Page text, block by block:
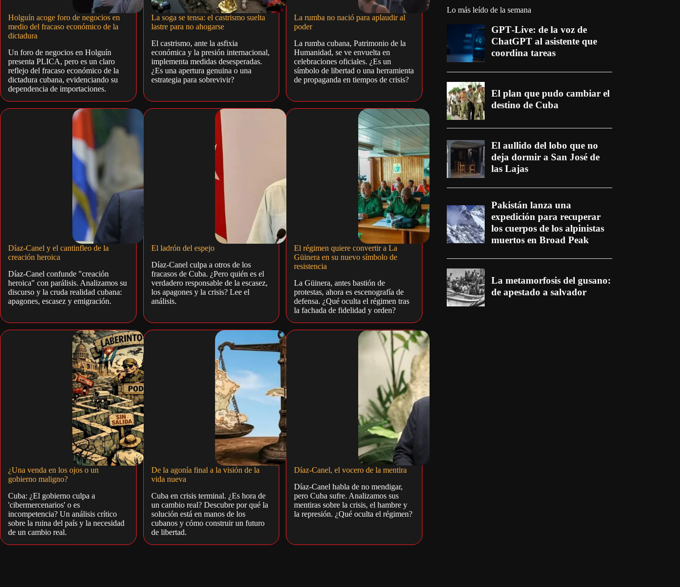
Holguín acoge foro de negocios en
medio del fracaso económico de la
dictadura
Un foro de negocios en Holguín
presenta PLICA, pero es un claro
reflejo del fracaso económico de la
dictadura cubana, evidenciando su
dependencia de importaciones.
La soga se tensa: el castrismo suelta
lastre para no ahogarse
El castrismo, ante la asfixia
económica y la presión internacional,
implementa medidas desesperadas.
¿Es una apertura genuina o una
estrategia para sobrevivir?
La rumba no nació para aplaudir al
poder
La rumba cubana, Patrimonio de la
Humanidad, se ve envuelta en
celebraciones oficiales. ¿Es un
símbolo de libertad o una herramienta
de propaganda en tiempos de crisis?
Díaz-Canel y el cantinfleo de la
creación heroica
Díaz-Canel confunde "creación
heroica" con parálisis. Analizamos su
discurso y la cruda realidad cubana:
apagones, escasez y emigración.
El ladrón del espejo
Díaz-Canel culpa a otros de los
fracasos de Cuba. ¿Pero quién es el
verdadero responsable de la escasez,
los apagones y la crisis? Lee el
análisis.
El régimen quiere convertir a La
Güinera en su nuevo símbolo de
resistencia
La Güinera, antes bastión de
protestas, ahora es escenografía de
defensa. ¿Qué oculta el régimen tras
la fachada de fidelidad y orden?
¿Una venda en los ojos o un
gobierno maligno?
Cuba: ¿El gobierno culpa a
'cibermercenarios' o es
incompetencia? Un análisis crítico
sobre la ruina del país y la necesidad
de un cambio real.
De la agonía final a la visión de la
vida nueva
Cuba en crisis terminal. ¿Es hora de
un cambio real? Descubre por qué la
solución está en manos de los
cubanos y cómo construir un futuro
de libertad.
Díaz-Canel, el vocero de la mentira
Díaz-Canel habla de no mendigar,
pero Cuba sufre. Analizamos sus
mentiras sobre la crisis, el hambre y
la represión. ¿Qué oculta el régimen?
Lo más leído de la semana